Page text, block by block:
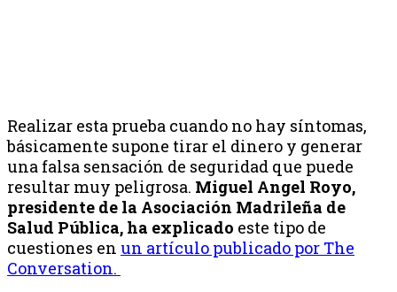
Realizar esta prueba cuando no hay síntomas,
básicamente supone tirar el dinero y generar
una falsa sensación de seguridad que puede
resultar muy peligrosa. Miguel Angel Royo,
presidente de la Asociación Madrileña de
Salud Pública, ha explicado este tipo de
cuestiones en un artículo publicado por The
Conversation.